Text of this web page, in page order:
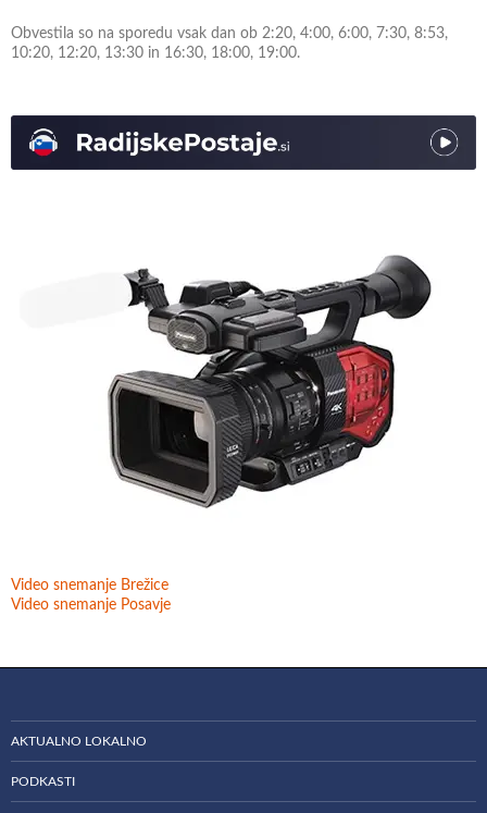
Obvestila so na sporedu vsak dan ob 2:20, 4:00, 6:00, 7:30, 8:53,
10:20, 12:20, 13:30 in 16:30, 18:00, 19:00.
Video snemanje Brežice
Video snemanje Posavje
AKTUALNO LOKALNO
PODKASTI